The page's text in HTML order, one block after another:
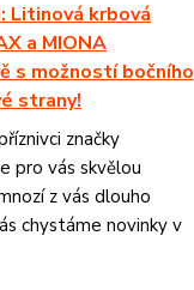
Litinová krbová
a MIONA
s možností bočního
strany!
značky
pro vás skvělou
z vás dlouho
chystáme novinky v